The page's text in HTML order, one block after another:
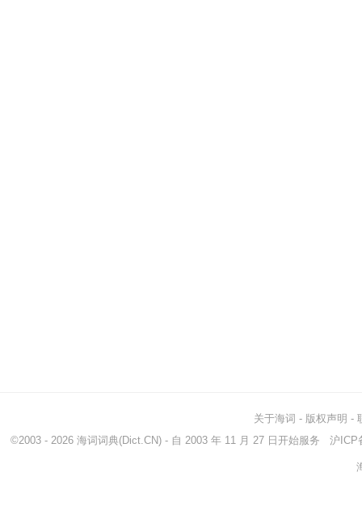
关于海词 - 版权声明 -
©2003 - 2026 海词词典(Dict.CN) - 自 2003 年 11 月 27 日开始服务 沪ICP